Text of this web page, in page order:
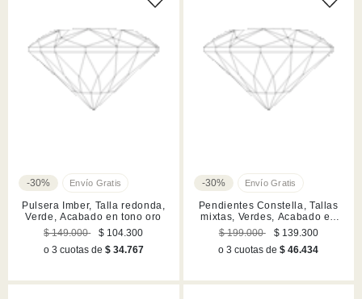
-30%
Pulsera Imber, Talla redonda,
Verde, Acabado en tono oro
$ 149.000
$ 104.300
o 3 cuotas de $ 34.767
-30%
Pendientes Constella, Tallas
mixtas, Verdes, Acabado en
tono oro
$ 199.000
$ 139.300
o 3 cuotas de$ 46.434